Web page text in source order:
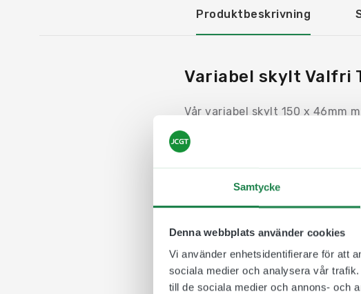
Samtycke
Denna webbplats använder cookies
Vi använder enhetsidentifierare för att
sociala medier och analysera vår
till de sociala medier och annons- och
Produktbeskrivning
Variabel skylt Valfri
Vår variabel skylt 150 x
att inte använda för långa ord
Skylten består av en
status/meddelande på
/ Upptagen | På /Av | Ledigt /